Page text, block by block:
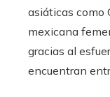
asiáticas como
mexicana
gracias al
encuentran